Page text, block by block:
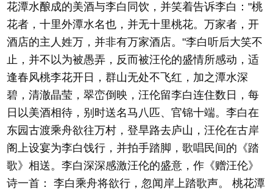
花潭水酿成的美酒与李白同饮，并笑着告诉李白："桃
花者，十里外潭水名也，并无十里桃花。万家者，开
酒店的主人姓万，并非有万家酒店。"李白听后大笑不
止，并不以为被愚弄，反而被汪伦的盛情所感动，适
逢春风桃李花开日，群山无处不飞红，加之潭水深
碧，清澈晶莹，翠峦倒映，汪伦留李白连住数日，每
日以美酒相待，别时送名马八匹、官锦十端。李白在
东园古渡乘舟欲往万村，登旱路去庐山，汪伦在古岸
阁上设宴为李白饯行，并拍手踏脚，歌唱民间的《踏
歌》相送。李白深深感激汪伦的盛意，作《赠汪伦》
诗一首： 李白乘舟将欲行，忽闻岸上踏歌声。 桃花潭